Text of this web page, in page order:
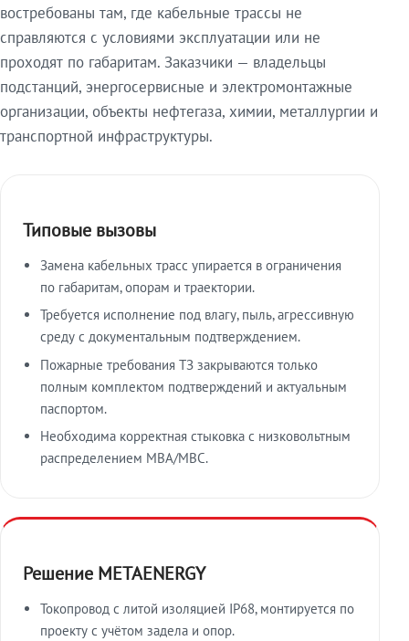
востребованы там, где кабельные трассы не
справляются с условиями эксплуатации или не
проходят по габаритам. Заказчики — владельцы
подстанций, энергосервисные и электромонтажные
организации, объекты нефтегаза, химии, металлургии и
транспортной инфраструктуры.
Типовые вызовы
Замена кабельных трасс упирается в ограничения
по габаритам, опорам и траектории.
Требуется исполнение под влагу, пыль, агрессивную
среду с документальным подтверждением.
Пожарные требования ТЗ закрываются только
полным комплектом подтверждений и актуальным
паспортом.
Необходима корректная стыковка с низковольтным
распределением МВА/МВС.
Решение METAENERGY
Токопровод с литой изоляцией IP68, монтируется по
проекту с учётом задела и опор.